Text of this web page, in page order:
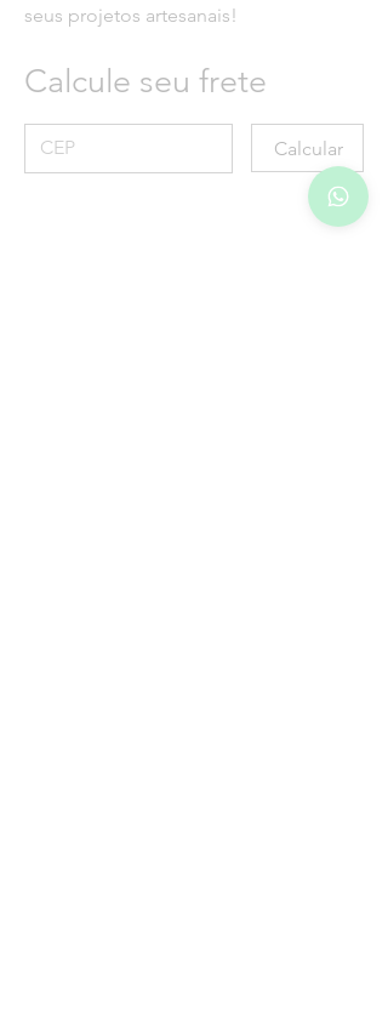
seus projetos artesanais!
Calcule seu frete
Calcular